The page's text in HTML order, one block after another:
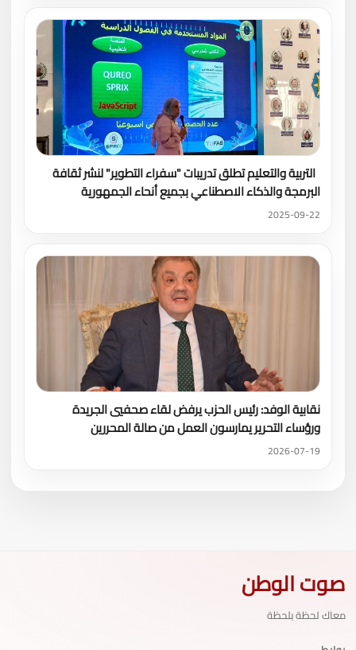
التربية والتعليم تطلق تدريبات "سفراء التطوير" لنشر ثقافة
البرمجة والذكاء الاصطناعي بجميع أنحاء الجمهورية
2025-09-22
نقابية الوفد: رئيس الحزب يرفض لقاء صحفيي الجريدة
ورؤساء التحرير يمارسون العمل من صالة المحررين
2026-07-19
صوت الوطن
معاك لحظة بلحظة